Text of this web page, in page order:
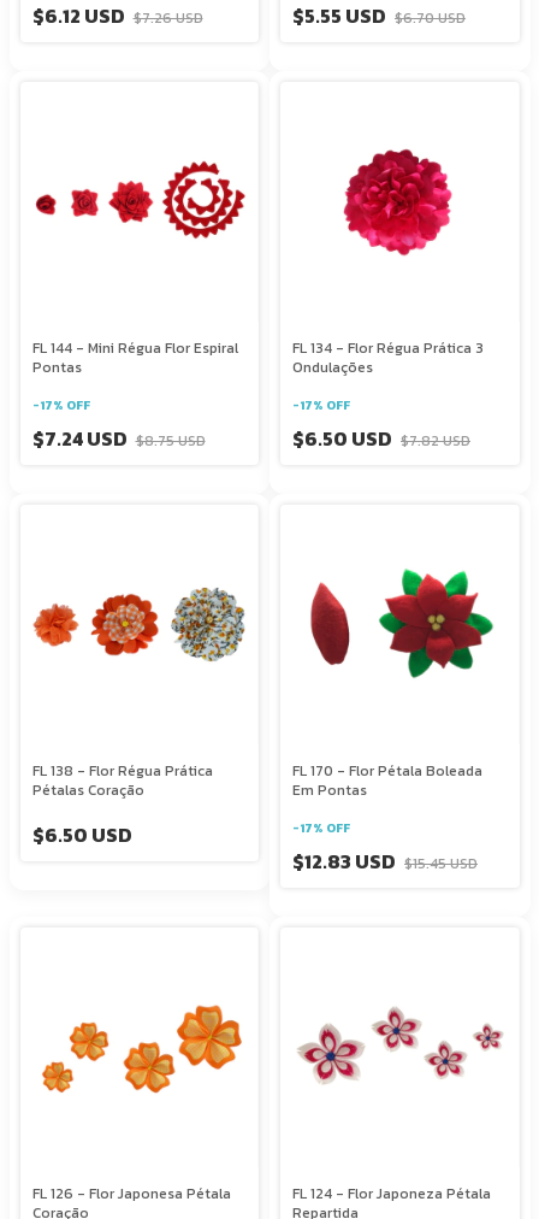
$6.12 USD $7.26 USD $5.55 USD $6.70 USD
FL 144 - Mini Régua Flor Espiral
Pontas
-17% OFF
$7.24 USD $8.75 USD
FL 134 - Flor Régua Prática 3
Ondulações
-17% OFF
$6.50 USD $7.82 USD
FL 138 - Flor Régua Prática
Pétalas Coração
$6.50 USD
FL 170 - Flor Pétala Boleada
Em Pontas
-17% OFF
$12.83 USD $15.45 USD
FL 126 - Flor Japonesa Pétala
Coração
FL 124 - Flor Japoneza Pétala
Repartida